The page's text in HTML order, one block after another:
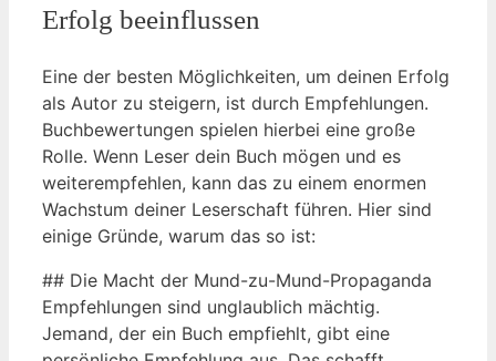
Erfolg beeinflussen
Eine der besten Möglichkeiten, um deinen Erfolg
als Autor zu steigern, ist durch Empfehlungen.
Buchbewertungen spielen hierbei eine große
Rolle. Wenn Leser dein Buch mögen und es
weiterempfehlen, kann das zu einem enormen
Wachstum deiner Leserschaft führen. Hier sind
einige Gründe, warum das so ist:
## Die Macht der Mund-zu-Mund-Propaganda
Empfehlungen sind unglaublich mächtig.
Jemand, der ein Buch empfiehlt, gibt eine